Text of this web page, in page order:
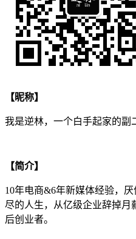
【昵称】
我是逆林，一个白手起家的副
【简介】
10年电商&6年新媒体经验，
尽的人生，从亿级企业辞掉月
后创业者。